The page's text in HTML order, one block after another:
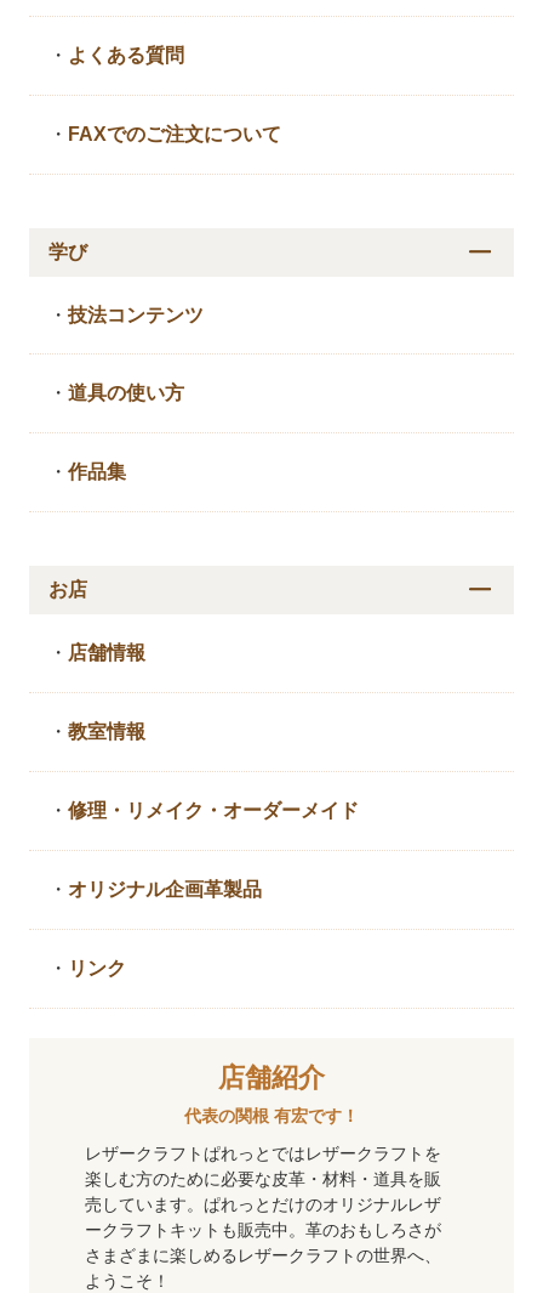
・ よくある質問
・ FAXでのご注文について
学び
・技法コンテンツ
・道具の使い方
・作品集
お店
・ 店舗情報
・教室情報
・修理・リメイク・ オーダーメイド
・ オリジナル企画革製品
・ リンク
店舗紹介
代表の関根 有宏です！
レザークラフトぱれっとではレザークラフトを
楽しむ方のために必要な皮革・材料・道具を販
売しています。ぱれっとだけのオリジナルレザ
ークラフトキットも販売中。革のおもしろさが
さまざまに楽しめるレザークラフトの世界へ、
ようこそ！